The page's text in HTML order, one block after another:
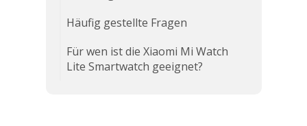
Häufig gestellte Fragen
Für wen ist die Xiaomi Mi Watch
Lite Smartwatch geeignet?